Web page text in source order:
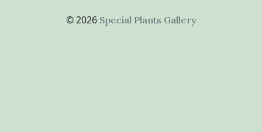
© 2026 Special Plants Gallery